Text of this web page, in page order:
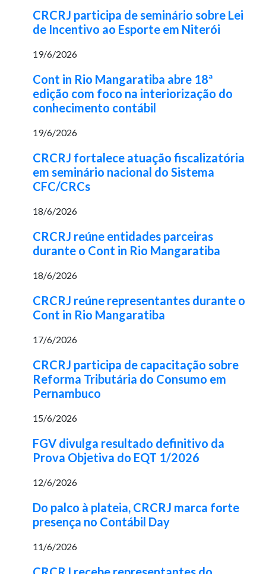
CRCRJ participa de seminário sobre Lei
de Incentivo ao Esporte em Niterói
19/6/2026
Cont in Rio Mangaratiba abre 18ª
edição com foco na interiorização do
conhecimento contábil
19/6/2026
CRCRJ fortalece atuação fiscalizatória
em seminário nacional do Sistema
CFC/CRCs
18/6/2026
CRCRJ reúne entidades parceiras
durante o Cont in Rio Mangaratiba
18/6/2026
CRCRJ reúne representantes durante o
Cont in Rio Mangaratiba
17/6/2026
CRCRJ participa de capacitação sobre
Reforma Tributária do Consumo em
Pernambuco
15/6/2026
FGV divulga resultado definitivo da
Prova Objetiva do EQT 1/2026
12/6/2026
Do palco à plateia, CRCRJ marca forte
presença no Contábil Day
11/6/2026